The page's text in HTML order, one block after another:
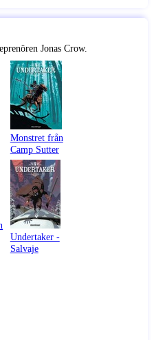
Jonas Crow.
Monstret från
Camp Sutter
Undertaker -
Salvaje